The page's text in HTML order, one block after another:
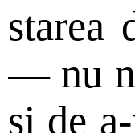
starea
— nu
şi de